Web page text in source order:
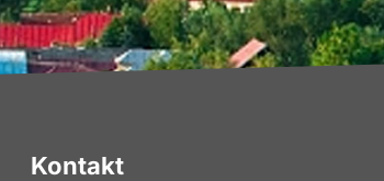
Kontakt